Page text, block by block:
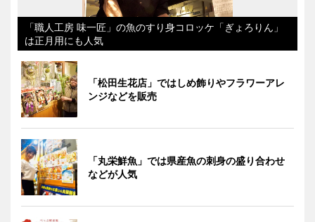
「職人工房 味一匠」の魚のすり身コロッケ「ぎょろりん」
は正月用にも人気
「松田生花店」ではしめ飾りやフラワーアレ
ンジなどを販売
「丸栄鮮魚」では県産魚の刺身の盛り合わせ
などが人気